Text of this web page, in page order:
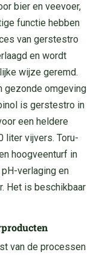
bier en veevoer,
functie hebben
van gerstestro
en wordt
wijze geremd.
gezonde omgeving
is gerstestro in
een heldere
liter vijvers. Toru-
hoogveenturf in
verlaging en
Het is beschikbaar
van de processen